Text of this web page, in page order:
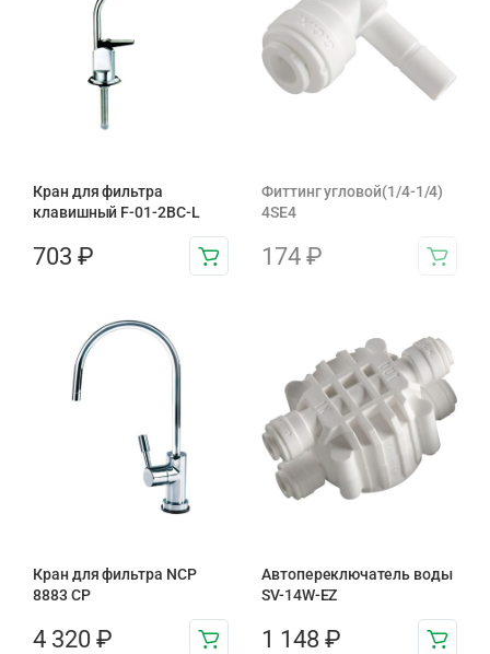
Кран для фильтра
клавишный F-01-2BC-L
703 ₽
Фиттинг угловой(1/4-1/4)
4SE4
174 ₽
Кран для фильтра NCP
8883 CP
4 320 ₽
Автопереключатель воды
SV-14W-EZ
1 148 ₽